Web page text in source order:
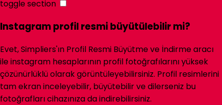
toggle section
Instagram profil resmi büyütülebilir mi?
Evet,Simpliers'ın Profil Resmi Büyütme ve İndirme aracı
ile instagram hesaplarının profil fotoğrafılarını yüksek
çözünürlüklü olarak görüntüleyebilirsiniz. Profil resimlerini
tam ekran inceleyebilir, büyütebilir ve dilerseniz bu
fotoğrafları cihazınıza da indirebilirsiniz.